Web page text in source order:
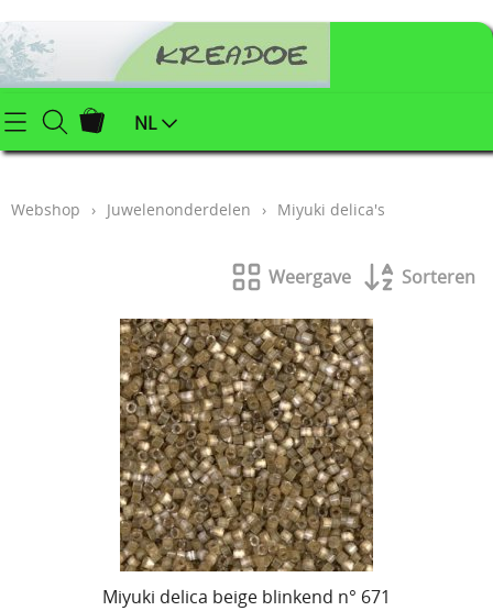
Startpagina
Klei (keramiek) benodigdheden
Kerstartikelen
Juwelenonderdelen
Powertex (textielverharder)
Schildersbenodigdheden
Uitverkoop
Mijn account
NL
Webshop › Juwelenonderdelen › Miyuki delica's
Weergave Sorteren
Miyuki delica beige blinkend n° 671